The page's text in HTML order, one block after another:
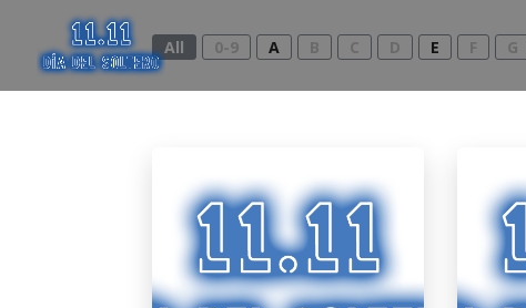
All 0-9 A B C D E F G